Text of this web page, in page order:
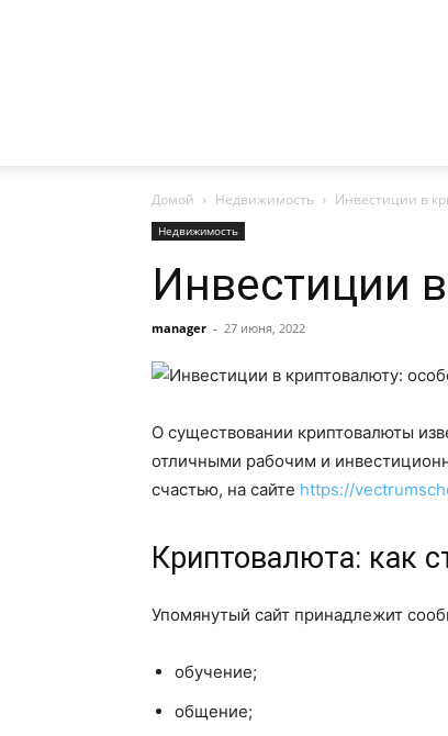
Домой Недвижимость Инвестиции в
Недвижимость
Инвестиции
manager - 27 июня, 2022
О существовании криптовалюты
отличными рабочим и
счастью, на сайте https://
Криптовалюта: как
Упомянутый сайт принадлежит
обучение;
общение;